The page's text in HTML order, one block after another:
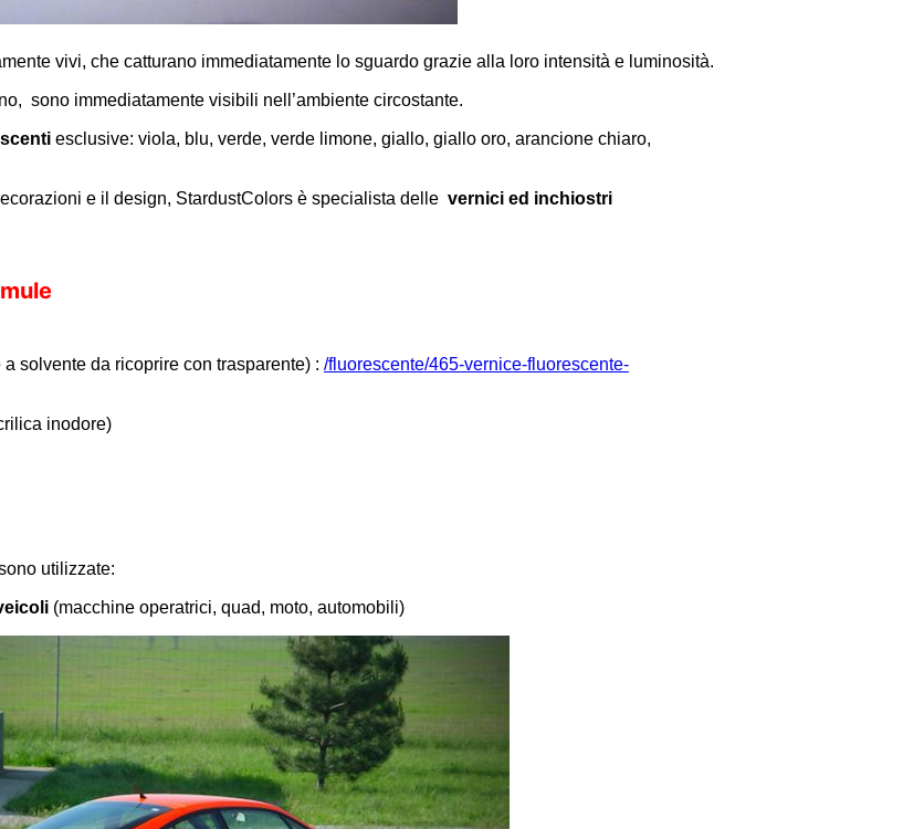
vivi, che catturano immediatamente lo sguardo grazie alla loro intensità e luminosità.
sono immediatamente visibili nell’ambiente circostante.
esclusive: viola, blu, verde, verde limone, giallo, giallo oro, arancione chiaro,
e il design, StardustColors è specialista delle vernici ed inchiostri
a solvente da ricoprire con trasparente) : /fluorescente/465-vernice-fluorescente-
inodore)
utilizzate:
(macchine operatrici, quad, moto, automobili)